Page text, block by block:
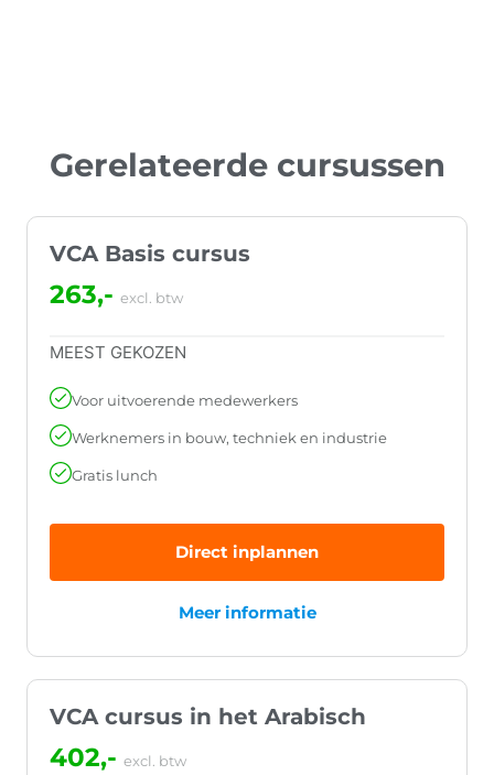
Gerelateerde cursussen
VCA Basis cursus
263,- excl. btw
MEEST GEKOZEN
Voor uitvoerende medewerkers
Werknemers in bouw, techniek en industrie
Gratis lunch
Direct inplannen
Meer informatie
VCA cursus in het Arabisch
402,- excl. btw